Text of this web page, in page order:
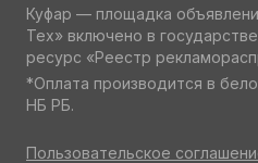
Куфар — площадка
Тех» включено в
ресурс «Реестр
*Оплата производится в
НБ РБ.
Пользовательское